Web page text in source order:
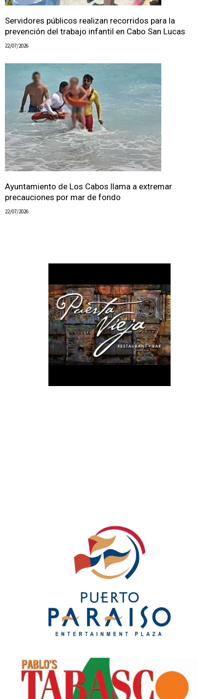
Servidores públicos realizan recorridos para la
prevención del trabajo infantil en Cabo San Lucas
22/07/2026
Ayuntamiento de Los Cabos llama a extremar
precauciones por mar de fondo
22/07/2026